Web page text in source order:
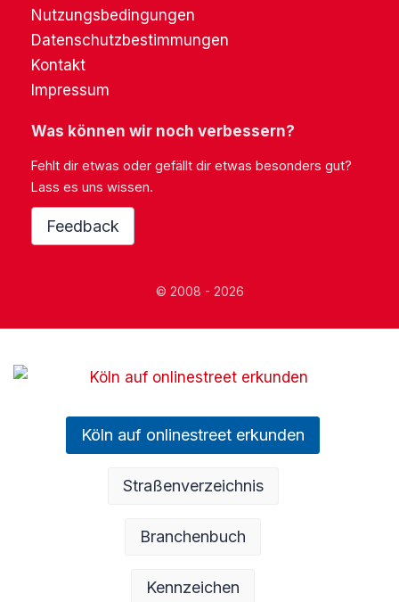
Nutzungsbedingungen
Datenschutzbestimmungen
Kontakt
Impressum
Was können wir noch verbessern?
Fehlt dir etwas oder gefällt dir etwas besonders gut?
Lass es uns wissen.
Feedback
© 2008 - 2026
Köln auf onlinestreet erkunden
Straßenverzeichnis
Branchenbuch
Kennzeichen